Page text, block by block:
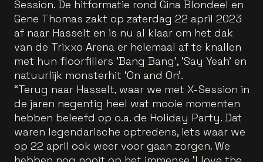
Session. De hitformatie rond Gina Blondeel en
Gene Thomas zakt op zaterdag 22 april 2023
af naar Hasselt en is nu al klaar om het dak
van de Trixxo Arena er helemaal af te knallen
met hun floorfillers ‘Bang Bang’, ‘Say Yeah’ en
natuurlijk monsterhit ‘On and On’.
“Terug naar Hasselt, waar we met X-Session in
de jaren negentig heel wat mooie momenten
hebben beleefd op o.a. de Holiday Party. Dat
waren legendarische optredens, iets waar we
op 22 april ook weer voor gaan zorgen. We